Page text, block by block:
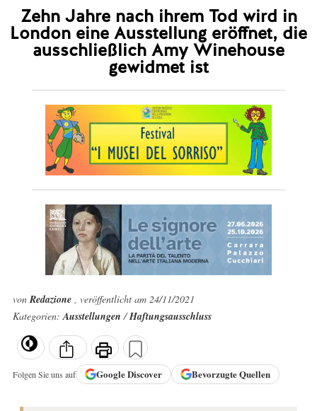
Zehn Jahre nach ihrem Tod wird in
London eine Ausstellung eröffnet, die
ausschließlich Amy Winehouse
gewidmet ist
vonRedazione , veröffentlicht am 24/11/2021
Kategorien:Ausstellungen/Haftungsausschluss
Folgen Sie uns auf GoogleDiscover Bevorzugte Quellen